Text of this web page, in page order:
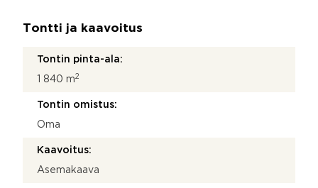
Tontti ja kaavoitus
Tontin pinta-ala:
1 840 m2
Tontin omistus:
Oma
Kaavoitus:
Asemakaava